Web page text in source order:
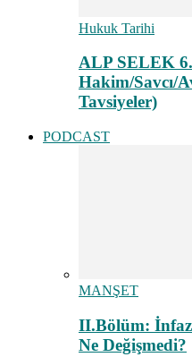
Hukuk Tarihi
ALP SELEK
Hakim/Savcı/
Tavsiyeler)
PODCAST
MANŞET
II.Bölüm:
Ne Değişmedi?